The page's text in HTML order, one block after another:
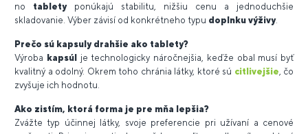
no tabletyponúkajú stabilitu, nižšiu cenu a jednoduchšie
skladovanie. Výber závisí od konkrétneho typu doplnku výživy.
Prečo sú kapsuly drahšie ako tablety?
Výroba kapsúlje technologicky náročnejšia, keďže obal musí byť
kvalitný a odolný. Okrem toho chránia látky, ktoré sú citlivejšie , čo
zvyšuje ich hodnotu.
Ako zistím, ktorá forma je pre mňa lepšia?
Zvážte typ účinnej látky, svoje preferencie pri užívaní a cenové